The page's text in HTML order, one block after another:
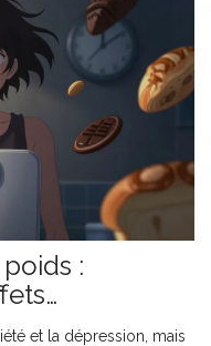
:
et la dépression, mais